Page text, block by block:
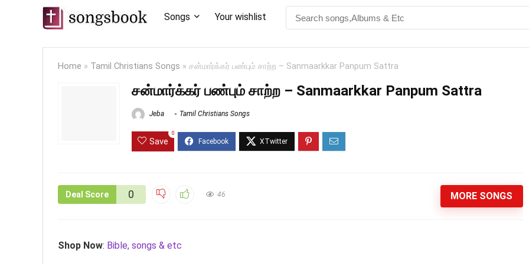
Songs Your wishlist
Home » Tamil Christians Songs » சன்மார்க்கர் பண்பும் சாற்ற – Sanmaarkkar Panpum Sattra
சன்மார்க்கர் பண்பும் சாற்ற – Sanmaarkkar Panpum Sattra
Jeba Tamil Christians Songs
Save
0
Deal Score 0 46 MORE SONGS
Shop Now: Bible, songs & etc